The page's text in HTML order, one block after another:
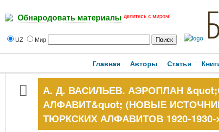
Обнародовать материалы делитесь с миром!
UZ Мир
Главная Авторы Статьи
А. Д. ВАСИЛЬЕВ. АЭРОПЛАН
АЛФАВИТ&quot; (НОВЫЕ
ТЮРКСКИХ АЛФАВИТОВ 1920-1930-